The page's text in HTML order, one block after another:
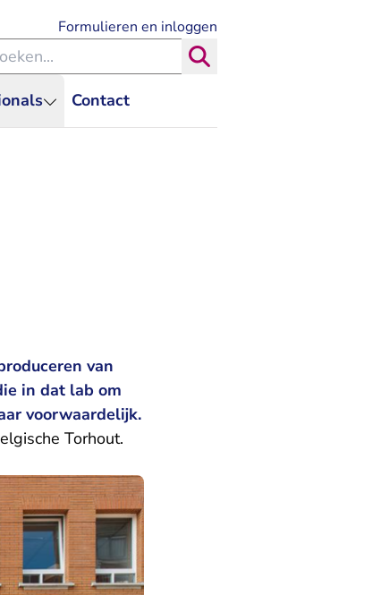
Contact
Formulieren en inloggen
binnen de Rechtspraak
van
in dat lab om
voorwaardelijk.
Torhout.